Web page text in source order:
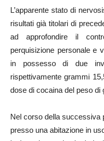
L’apparente stato di
risultati già titolari di
ad approfondire il
perquisizione personale e
in possesso di due
rispettivamente grammi
dose di cocaina del peso di
Nel corso della successiva
presso una abitazione in